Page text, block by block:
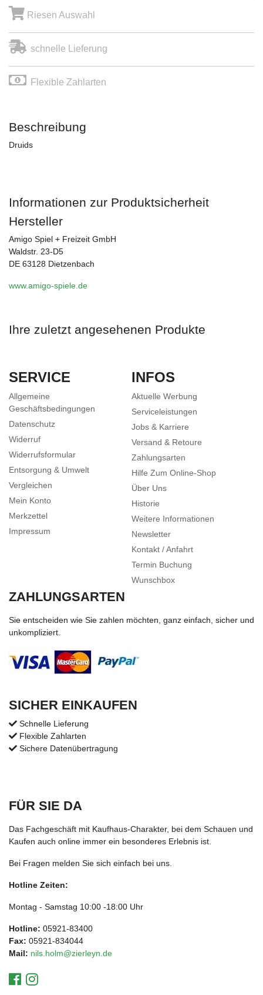
Riesen Auswahl
schnelle Lieferung
Flexible Zahlarten
Beschreibung
Druids
Informationen zur Produktsicherheit
Hersteller
Amigo Spiel + Freizeit GmbH
Waldstr. 23-D5
DE 63128 Dietzenbach
www.amigo-spiele.de
Ihre zuletzt angesehenen Produkte
SERVICE
Allgemeine
Geschäftsbedingungen
Datenschutz
Widerruf
Widerrufsformular
Entsorgung & Umwelt
Vergleichen
Mein Konto
Merkzettel
Impressum
INFOS
Aktuelle Werbung
Serviceleistungen
Jobs & Karriere
Versand & Retoure
Zahlungsarten
Hilfe Zum Online-Shop
Über Uns
Historie
Weitere Informationen
Newsletter
Kontakt / Anfahrt
Termin Buchung
Wunschbox
ZAHLUNGSARTEN
Sie entscheiden wie Sie zahlen möchten, ganz einfach, sicher und
unkompliziert.
SICHER EINKAUFEN
Schnelle Lieferung
Flexible Zahlarten
Sichere Datenübertragung
FÜR SIE DA
Das Fachgeschäft mit Kaufhaus-Charakter, bei dem Schauen und
Kaufen auch online immer ein besonderes Erlebnis ist.
Bei Fragen melden Sie sich einfach bei uns.
Hotline Zeiten:
Montag - Samstag 10:00 -18:00 Uhr
Hotline: 05921-83400
Fax: 05921-834044
Mail: nils.holm@zierleyn.de